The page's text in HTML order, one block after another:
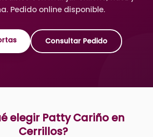
Pedido online disponible.
Consultar Pedido
elegir Patty Cariño en
Cerrillos?